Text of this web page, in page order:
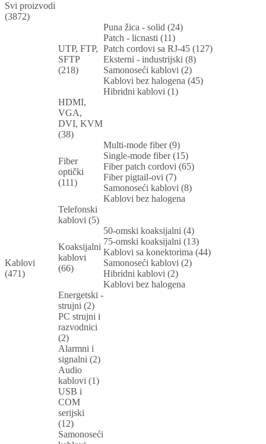
Svi proizvodi
(3872)
Kablovi
(471)
UTP, FTP,
SFTP
(218)
Puna žica - solid (24)
Patch - licnasti (11)
Patch cordovi sa RJ-45 (127)
Eksterni - industrijski (8)
Samonoseći kablovi (2)
Kablovi bez halogena (45)
Hibridni kablovi (1)
HDMI,
VGA,
DVI, KVM
(38)
Fiber
optički
(111)
Multi-mode fiber (9)
Single-mode fiber (15)
Fiber patch cordovi (65)
Fiber pigtail-ovi (7)
Samonoseći kablovi (8)
Kablovi bez halogena
Telefonski
kablovi (5)
Koaksijalni
kablovi
(66)
50-omski koaksijalni (4)
75-omski koaksijalni (13)
Kablovi sa konektorima (44)
Samonoseći kablovi (2)
Hibridni kablovi (2)
Kablovi bez halogena
Energetski -
strujni (2)
PC strujni i
razvodnici
(2)
Alarmni i
signalni (2)
Audio
kablovi (1)
USB i
COM
serijski
(12)
Samonoseći